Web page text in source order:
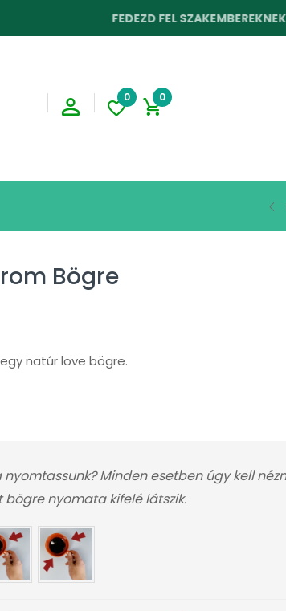
FEDEZD FEL SZAKEMBEREKNEK
0 0
Bögre
natúr love bögre.
Minden esetben úgy kell
nyomata kifelé látszik.